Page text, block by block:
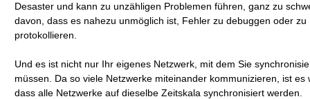
Desaster und kann zu unzähligen Problemen führen, ganz zu
davon, dass es nahezu unmöglich ist, Fehler zu debuggen oder zu
protokollieren.
Und es ist nicht nur Ihr eigenes Netzwerk, mit dem Sie
müssen. Da so viele Netzwerke miteinander kommunizieren, ist es
dass alle Netzwerke auf dieselbe Zeitskala synchronisiert werden.